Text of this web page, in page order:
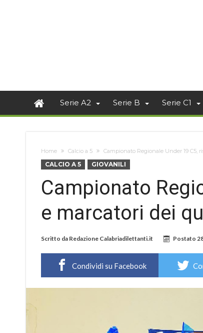
Serie A2 Serie B Serie C1
Home Calcio a 5 Campionato Regionale Under 19
CALCIO A 5 GIOVANILI
Campionato
e marcatori dei
Scritto da Redazione Calabriadilettanti.it Postato
Condividi su Facebook